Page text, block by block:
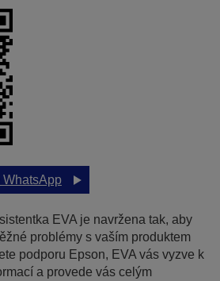
WhatsApp
EVA je navržena tak, aby
problémy s vaším produktem
podporu Epson, EVA vás vyzve k
a provede vás celým